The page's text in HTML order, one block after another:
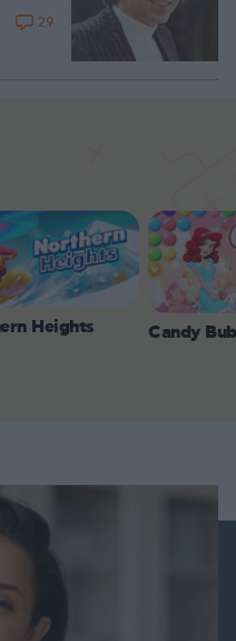
29
Heights Candy